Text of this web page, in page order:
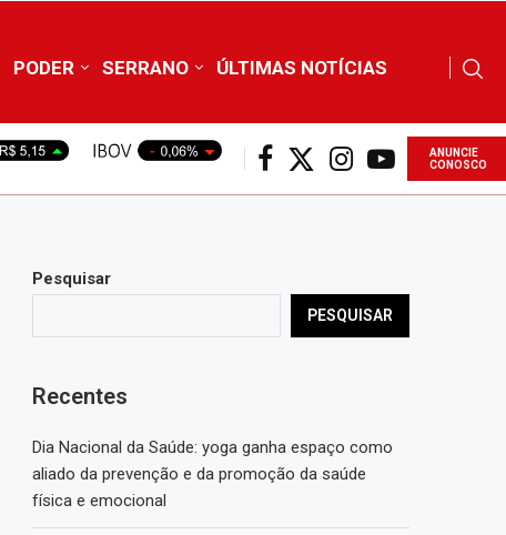
PODER SERRANO ÚLTIMAS NOTÍCIAS
ANUNCIE
CONOSCO
Pesquisar
PESQUISAR
Recentes
Dia Nacional da Saúde: yoga ganha espaço como
aliado da prevenção e da promoção da saúde
física e emocional